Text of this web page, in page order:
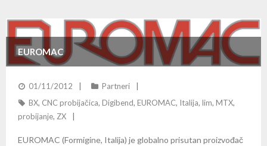
EUROMAC
01/11/2012
Partneri
BX, CNC probijačica, Digibend, EUROMAC, Italija, lim, MTX,
probijanje, ZX
EUROMAC (Formigine, Italija) je globalno prisutan proizvođač